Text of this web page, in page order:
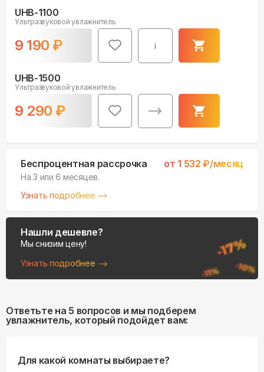
UHB-1100
Ультразвуковой увлажнитель
9 190 ₽ i
UHB-1500
Ультразвуковой увлажнитель
9 290 ₽
Беспроцентная рассрочка от 1 532 ₽/месяц
На 3 или 6 месяцев.
Узнать подробнее
Нашли дешевле?
Мы снизим цену!
Узнать подробнее
Ответьте на 5 вопросов и мы подберем
увлажнитель, который подойдет вам:
Для какой комнаты выбираете?